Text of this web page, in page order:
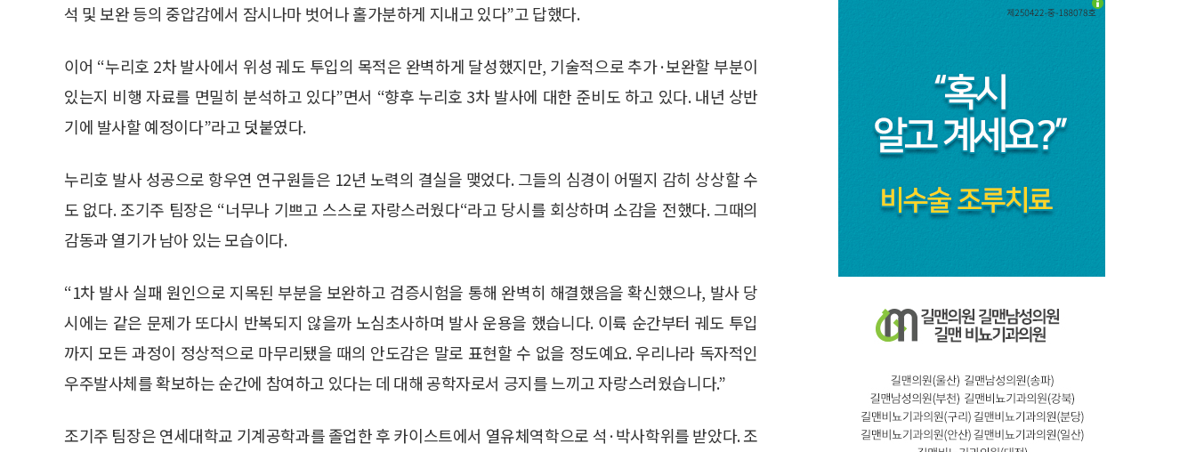
석 및 보완 등의 중압감에서 잠시나마 벗어나 홀가분하게 지내고 있다”고 답했다.
이어 “누리호 2차 발사에서 위성 궤도 투입의 목적은 완벽하게 달성했지만, 기술적으로 추가·보완할 부분이
있는지 비행 자료를 면밀히 분석하고 있다”면서 “향후 누리호 3차 발사에 대한 준비도 하고 있다. 내년 상반
기에 발사할 예정이다”라고 덧붙였다.
누리호 발사 성공으로 항우연 연구원들은 12년 노력의 결실을 맺었다. 그들의 심경이 어떨지 감히 상상할 수
도 없다. 조기주 팀장은 “너무나 기쁘고 스스로 자랑스러웠다“라고 당시를 회상하며 소감을 전했다. 그때의
감동과 열기가 남아 있는 모습이다.
“1차 발사 실패 원인으로 지목된 부분을 보완하고 검증시험을 통해 완벽히 해결했음을 확신했으나, 발사 당
시에는 같은 문제가 또다시 반복되지 않을까 노심초사하며 발사 운용을 했습니다. 이륙 순간부터 궤도 투입
까지 모든 과정이 정상적으로 마무리됐을 때의 안도감은 말로 표현할 수 없을 정도예요. 우리나라 독자적인
우주발사체를 확보하는 순간에 참여하고 있다는 데 대해 공학자로서 긍지를 느끼고 자랑스러웠습니다.”
조기주 팀장은 연세대학교 기계공학과를 졸업한 후 카이스트에서 열유체역학으로 석·박사학위를 받았다. 조